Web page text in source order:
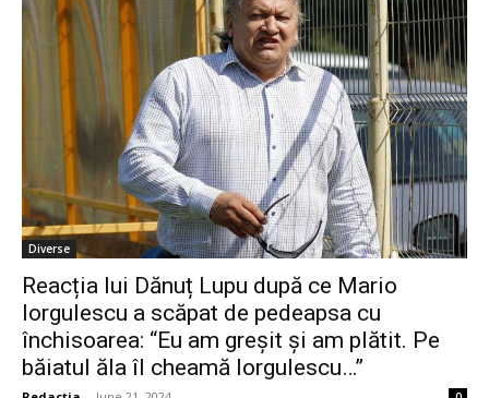
Diverse
Reacția lui Dănuț Lupu după ce Mario
Iorgulescu a scăpat de pedeapsa cu
închisoarea: “Eu am greșit și am plătit. Pe
băiatul ăla îl cheamă Iorgulescu…”